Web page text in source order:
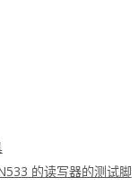
的读写器的测试脚